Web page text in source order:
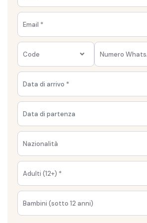
Code
Nazionalità